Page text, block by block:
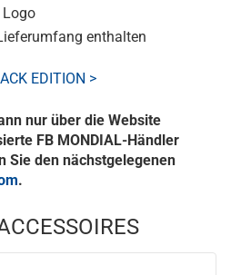
Logo
enthalten
EDITION >
nur über die Website
FB MONDIAL-Händler
Sie den nächstgelegenen
.